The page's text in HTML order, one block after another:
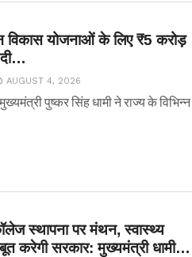
विकास योजनाओं के लिए ₹5 करोड़
दी…
AUGUST 4, 2026
पुष्कर सिंह धामी ने राज्य के विभिन्न
स्थापना पर मंथन, स्वास्थ्य
करेगी सरकार: मुख्यमंत्री धामी…